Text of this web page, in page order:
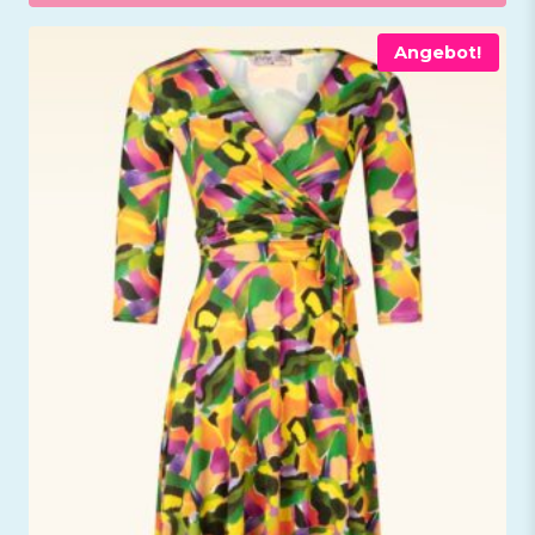
Angebot!